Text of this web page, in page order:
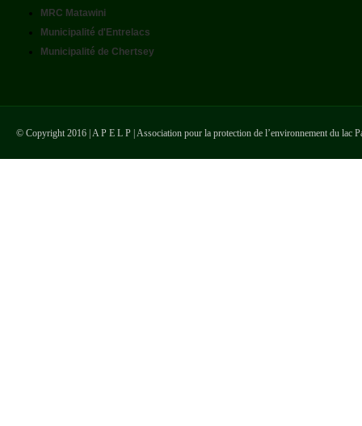
MRC Matawini
Municipalité d'Entrelacs
Municipalité de Chertsey
© Copyright 2016 | A P E L P | Association pour la protection de l’environnement du lac